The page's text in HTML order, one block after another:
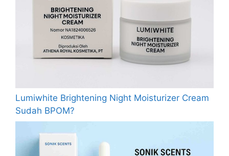
Lumiwhite Brightening Night Moisturizer Cream
Sudah BPOM?